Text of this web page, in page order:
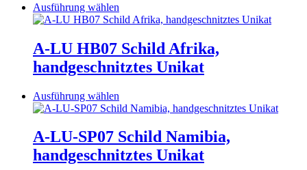
auf
der
Produktseite
gewählt
werden
Ausführung wählen
Produkt
mehrere
Varianten
auf.
können
auf
der
Produktseite
gewählt
werden
A-LU HB07 Schild Afrika,
handgeschnitztes Unikat
Ausführung wählen
Produkt
mehrere
Varianten
auf.
A-LU-SP07 Schild Namibia,
handgeschnitztes Unikat